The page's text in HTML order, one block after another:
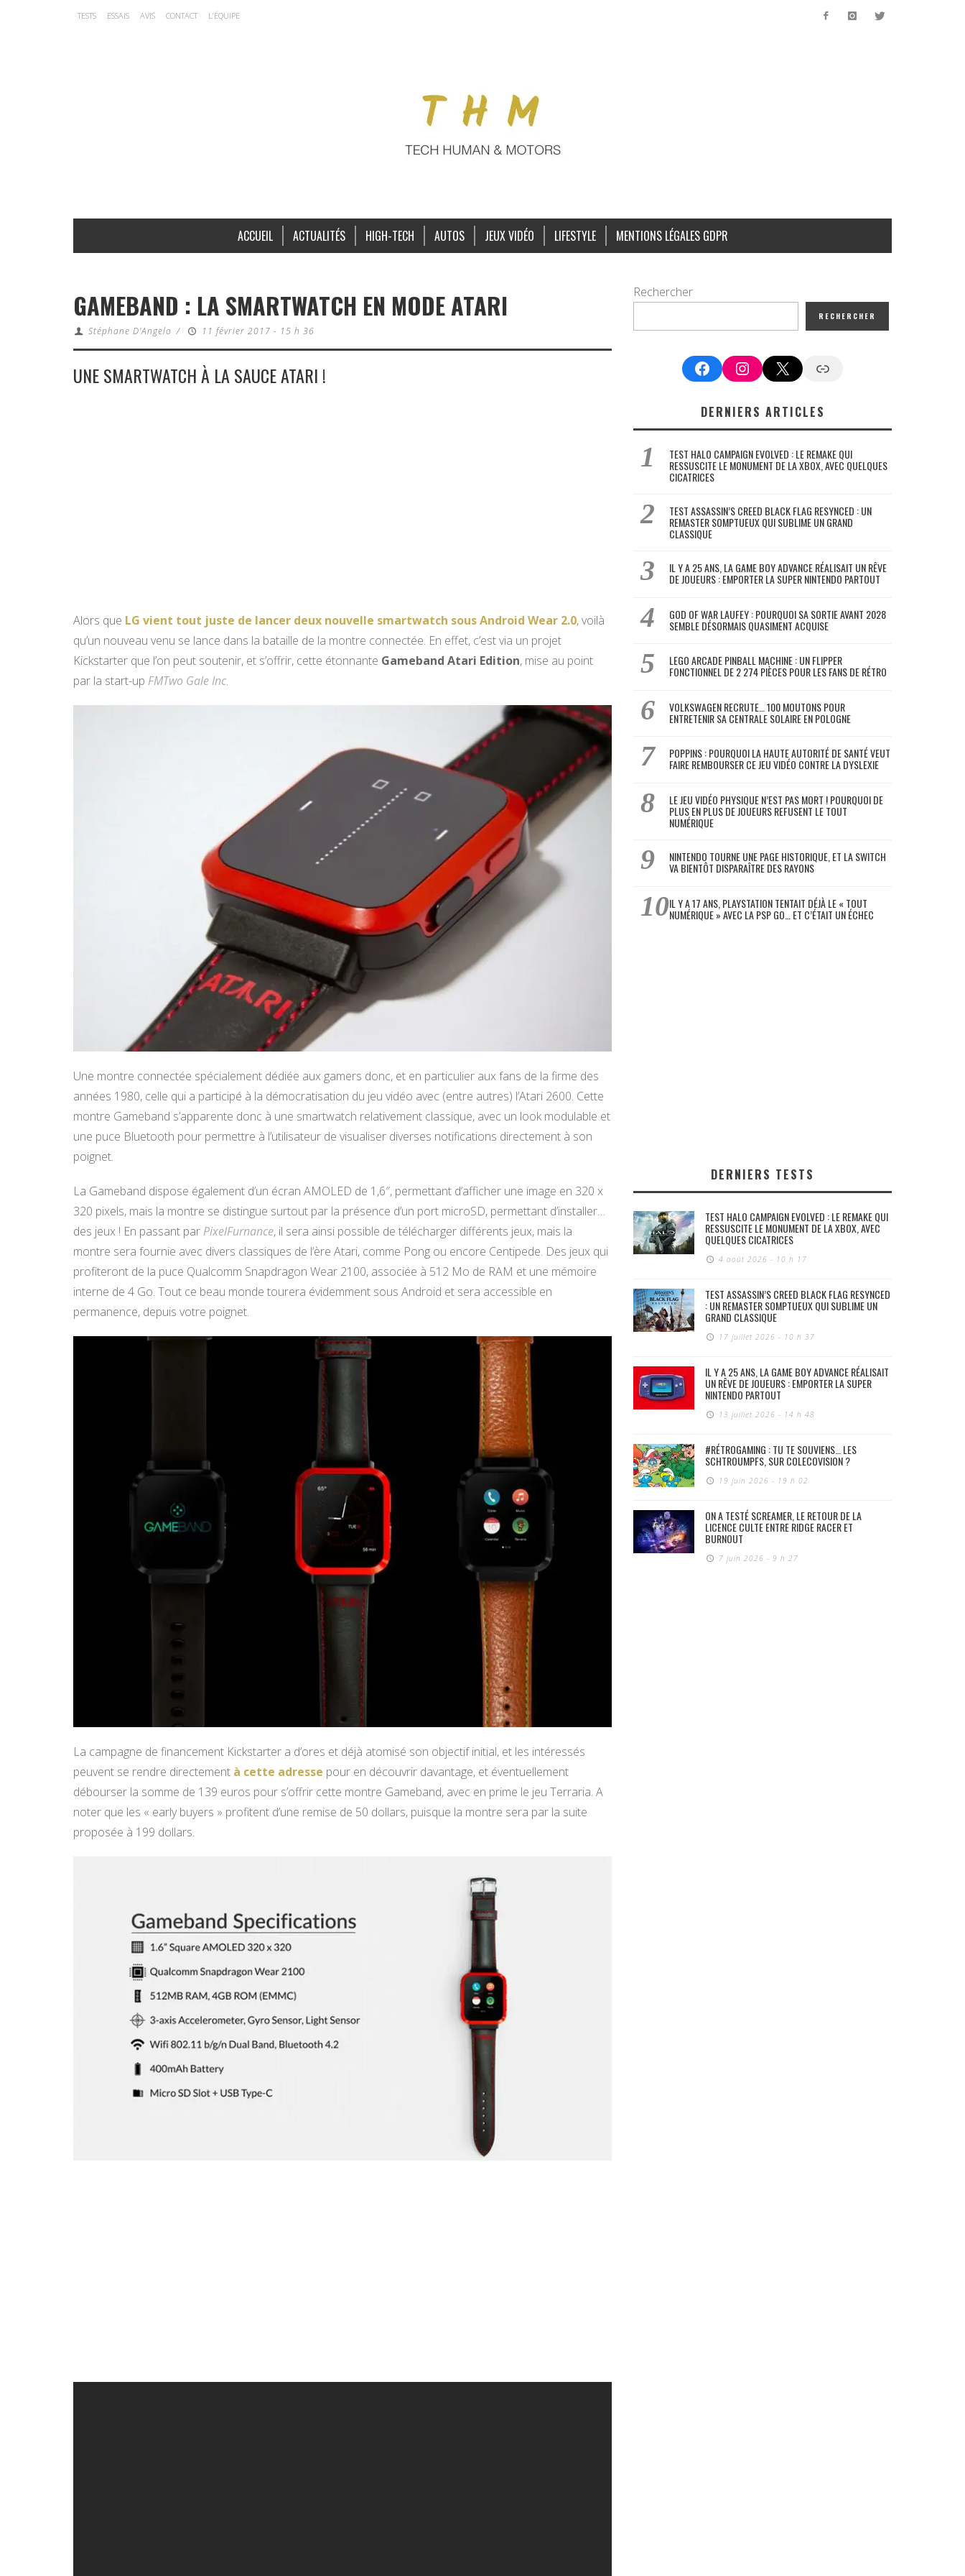
TESTS ESSAIS AVIS CONTACT L’ÉQUIPE
ACCUEIL ACTUALITÉS HIGH-TECH AUTOS JEUX VIDÉO LIFESTYLE MENTIONS LÉGALES GDPR
GAMEBAND : LA SMARTWATCH EN MODE ATARI
Stéphane D'Angelo / 11 février 2017 - 15 h 36
UNE SMARTWATCH À LA SAUCE ATARI !
Alors que LG vient tout juste de lancer deux nouvelle smartwatch sous Android Wear 2.0, voilà
qu’un nouveau venu se lance dans la bataille de la montre connectée. En effet, c’est via un projet
Kickstarter que l’on peut soutenir, et s’offrir, cette étonnante Gameband Atari Edition, mise au point
par la start-up FMTwo Gale Inc.
Une montre connectée spécialement dédiée aux gamers donc, et en particulier aux fans de la firme des
années 1980, celle qui a participé à la démocratisation du jeu vidéo avec (entre autres) l’Atari 2600. Cette
montre Gameband s’apparente donc à une smartwatch relativement classique, avec un look modulable et
une puce Bluetooth pour permettre à l’utilisateur de visualiser diverses notifications directement à son
poignet.
La Gameband dispose également d’un écran AMOLED de 1,6″, permettant d’afficher une image en 320 x
320 pixels, mais la montre se distingue surtout par la présence d’un port microSD, permettant d’installer…
des jeux ! En passant par PixelFurnance, il sera ainsi possible de télécharger différents jeux, mais la
montre sera fournie avec divers classiques de l’ère Atari, comme Pong ou encore Centipede. Des jeux qui
profiteront de la puce Qualcomm Snapdragon Wear 2100, associée à 512 Mo de RAM et une mémoire
interne de 4 Go. Tout ce beau monde tourera évidemment sous Android et sera accessible en
permanence, depuis votre poignet.
La campagne de financement Kickstarter a d’ores et déjà atomisé son objectif initial, et les intéressés
peuvent se rendre directement à cette adresse pour en découvrir davantage, et éventuellement
débourser la somme de 139 euros pour s’offrir cette montre Gameband, avec en prime le jeu Terraria. A
noter que les « early buyers » profitent d’une remise de 50 dollars, puisque la montre sera par la suite
proposée à 199 dollars.
Rechercher
RECHERCHER
FacebookInstagram
X Google News
DERNIERS ARTICLES
TEST HALO CAMPAIGN EVOLVED : LE REMAKE QUI
RESSUSCITE LE MONUMENT DE LA XBOX, AVEC QUELQUES
CICATRICES
TEST ASSASSIN’S CREED BLACK FLAG RESYNCED : UN
REMASTER SOMPTUEUX QUI SUBLIME UN GRAND
CLASSIQUE
IL Y A 25 ANS, LA GAME BOY ADVANCE RÉALISAIT UN RÊVE
DE JOUEURS : EMPORTER LA SUPER NINTENDO PARTOUT
GOD OF WAR LAUFEY : POURQUOI SA SORTIE AVANT 2028
SEMBLE DÉSORMAIS QUASIMENT ACQUISE
LEGO ARCADE PINBALL MACHINE : UN FLIPPER
FONCTIONNEL DE 2 274 PIÈCES POUR LES FANS DE RÉTRO
VOLKSWAGEN RECRUTE… 100 MOUTONS POUR
ENTRETENIR SA CENTRALE SOLAIRE EN POLOGNE
POPPINS : POURQUOI LA HAUTE AUTORITÉ DE SANTÉ VEUT
FAIRE REMBOURSER CE JEU VIDÉO CONTRE LA DYSLEXIE
LE JEU VIDÉO PHYSIQUE N’EST PAS MORT ! POURQUOI DE
PLUS EN PLUS DE JOUEURS REFUSENT LE TOUT
NUMÉRIQUE
NINTENDO TOURNE UNE PAGE HISTORIQUE, ET LA SWITCH
VA BIENTÔT DISPARAÎTRE DES RAYONS
IL Y A 17 ANS, PLAYSTATION TENTAIT DÉJÀ LE « TOUT
NUMÉRIQUE » AVEC LA PSP GO… ET C’ÉTAIT UN ÉCHEC
DERNIERS TESTS
TEST HALO CAMPAIGN EVOLVED : LE REMAKE QUI
RESSUSCITE LE MONUMENT DE LA XBOX, AVEC
QUELQUES CICATRICES
4 août 2026 - 10 h 17
TEST ASSASSIN’S CREED BLACK FLAG RESYNCED
: UN REMASTER SOMPTUEUX QUI SUBLIME UN
GRAND CLASSIQUE
17 juillet 2026 - 10 h 37
IL Y A 25 ANS, LA GAME BOY ADVANCE RÉALISAIT
UN RÊVE DE JOUEURS : EMPORTER LA SUPER
NINTENDO PARTOUT
13 juillet 2026 - 14 h 48
#RÉTROGAMING : TU TE SOUVIENS… LES
SCHTROUMPFS, SUR COLECOVISION ?
19 juin 2026 - 19 h 02
ON A TESTÉ SCREAMER, LE RETOUR DE LA
LICENCE CULTE ENTRE RIDGE RACER ET
BURNOUT
7 juin 2026 - 9 h 27